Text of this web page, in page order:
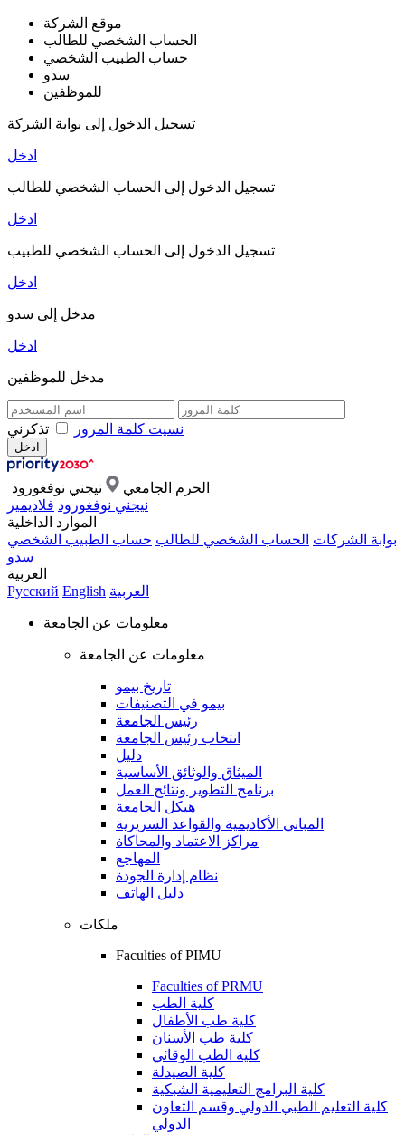
موقع الشركة
الحساب الشخصي للطالب
حساب الطبيب الشخصي
سدو
للموظفين
تسجيل الدخول إلى بوابة الشركة
ادخل
تسجيل الدخول إلى الحساب الشخصي للطالب
ادخل
تسجيل الدخول إلى الحساب الشخصي للطبيب
ادخل
مدخل إلى سدو
ادخل
مدخل للموظفين
نسيت كلمة المرور تذكرني
الحرم الجامعي
نيجني نوفغورود
نيجني نوفغورود فلاديمير
الموارد الداخلية
بوابة الشركات الحساب الشخصي للطالب حساب الطبيب الشخصي
سدو
العربية
Русский English العربية
معلومات عن الجامعة
معلومات عن الجامعة
تاريخ بيمو
بيمو في التصنيفات
رئيس الجامعة
انتخاب رئيس الجامعة
دليل
الميثاق والوثائق الأساسية
برنامج التطوير ونتائج العمل
هيكل الجامعة
المباني الأكاديمية والقواعد السريرية
مراكز الاعتماد والمحاكاة
المهاجع
نظام إدارة الجودة
دليل الهاتف
ملكات
Faculties of PIMU
Faculties of PRMU
كلية الطب
كلية طب الأطفال
كلية طب الأسنان
كلية الطب الوقائي
كلية الصيدلة
كلية البرامج التعليمية الشبكية
كلية التعليم الطبي الدولي وقسم التعاون
الدولي